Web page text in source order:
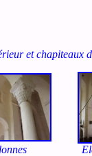
et chapiteaux